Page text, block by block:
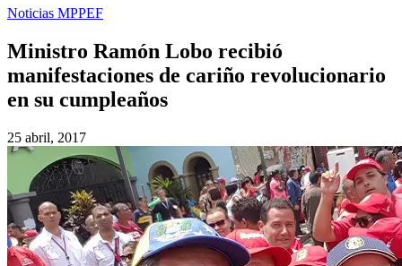
Noticias MPPEF
Ministro Ramón Lobo recibió
manifestaciones de cariño revolucionario
en su cumpleaños
25 abril, 2017